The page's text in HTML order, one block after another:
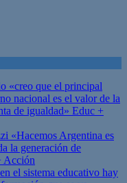
«creo que el principal
nacional es el valor de la
de igualdad» Educ +
«Hacemos Argentina es
la generación de
Acción
el sistema educativo hay